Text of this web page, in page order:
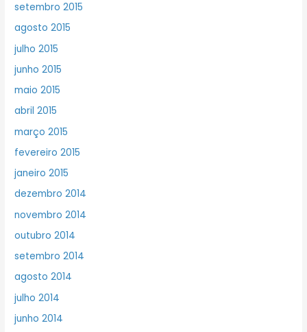
setembro 2015
agosto 2015
julho 2015
junho 2015
maio 2015
abril 2015
março 2015
fevereiro 2015
janeiro 2015
dezembro 2014
novembro 2014
outubro 2014
setembro 2014
agosto 2014
julho 2014
junho 2014